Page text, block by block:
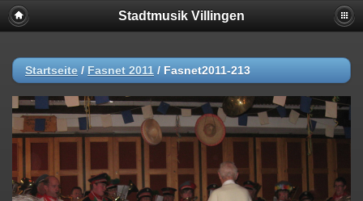
Stadtmusik Villingen
Startseite / Fasnet 2011 / Fasnet2011-213